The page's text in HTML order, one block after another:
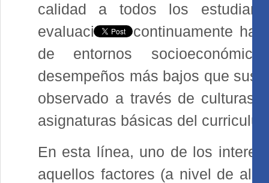
calidad a todos los
evaluaciones continuamente
de entornos
desempeños más bajos que sus
observado a través de
asignaturas básicas del
En esta línea, uno de los
aquellos factores (a nivel de